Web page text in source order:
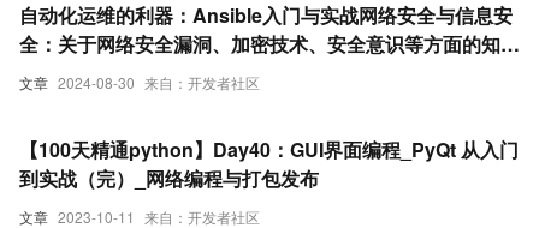
文章 2024-08-30 来自：开发者社区
自动化运维的利器：Ansible入门与实战网络安全与信息安
全：关于网络安全漏洞、加密技术、安全意识等方面的知识
分享
文章 2023-10-11 来自：开发者社区
【100天精通python】Day40：GUI界面编程_PyQt 从入门
到实战（完）_网络编程与打包发布